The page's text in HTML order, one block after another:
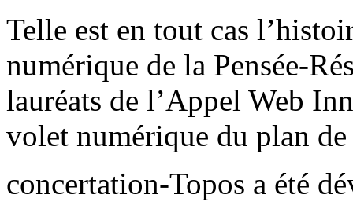
Telle est en tout cas
numérique de la Pensée-
lauréats de l’Appel Web
volet numérique du plan
concertation-Topos a été